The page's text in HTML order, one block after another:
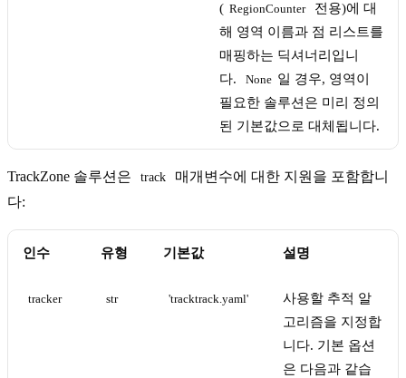
( RegionCounter
전용)에 대
해 영역 이름과 점 리스트를
매핑하는 딕셔너리입니
다.
None 일 경우, 영역이
필요한 솔루션은 미리 정의
된 기본값으로 대체됩니다.
TrackZone 솔루션은 track
매개변수에 대한 지원을 포함합니
다:
인수 유형 기본값 설명
tracker str 'tracktrack.yaml'
사용할 추적 알
고리즘을 지정합
니다. 기본 옵션
은 다음과 같습